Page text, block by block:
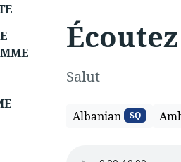
Salut
Albanian SQ